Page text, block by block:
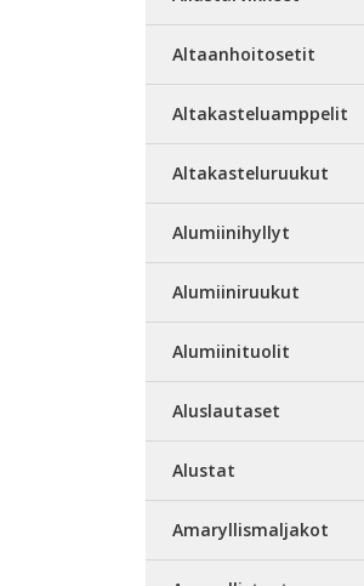
Altaanhoitosetit
Altakasteluamppelit
Altakasteluruukut
Alumiinihyllyt
Alumiiniruukut
Alumiinituolit
Aluslautaset
Alustat
Amaryllismaljakot